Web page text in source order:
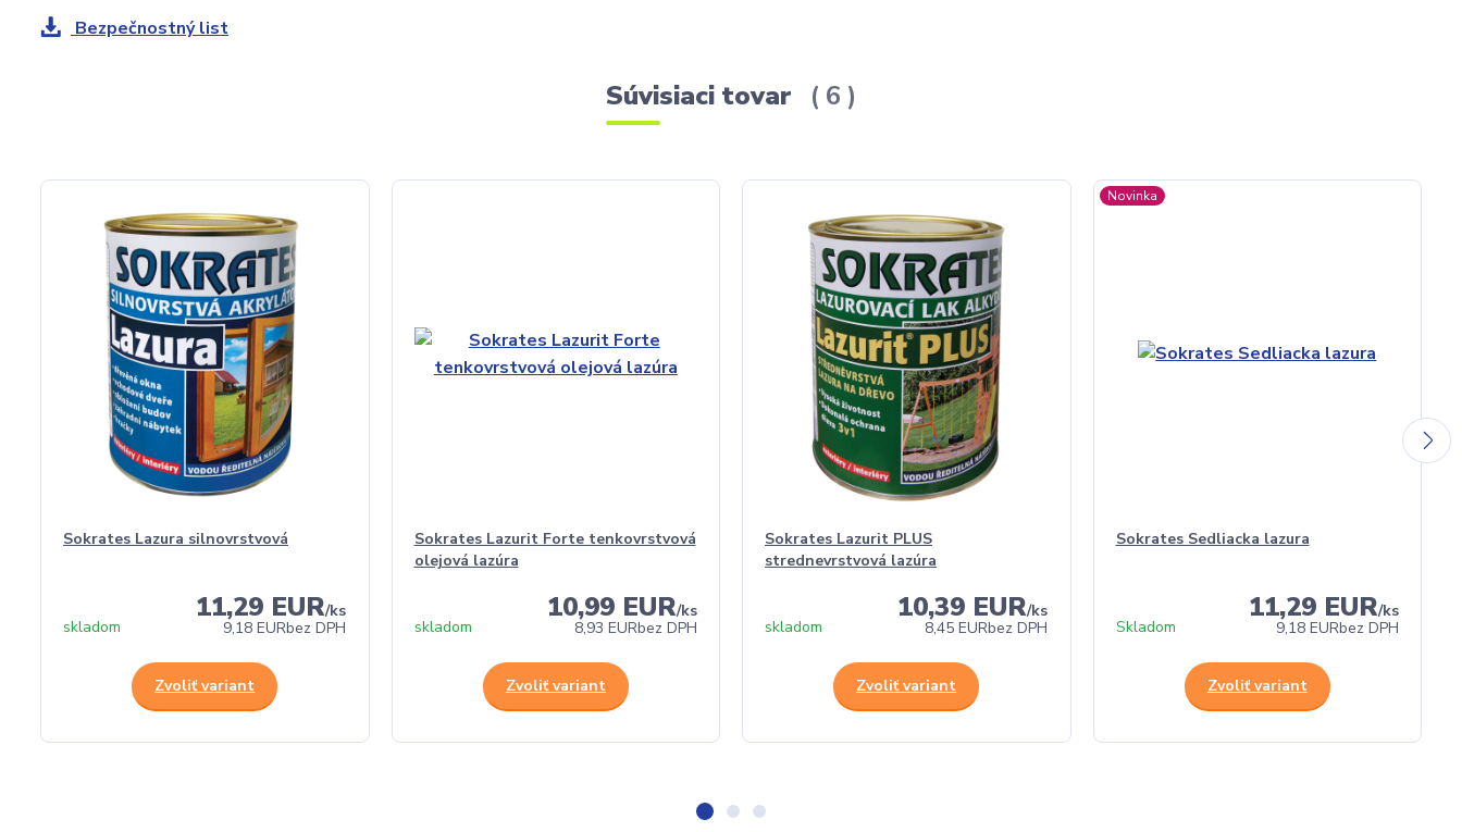
Bezpečnostný list
Súvisiaci tovar 6
Sokrates Lazura silnovrstvová
11,29 EUR/ks
9,18 EURbez DPH
skladom
Zvoliť variant
Sokrates Lazurit Forte tenkovrstvová
olejová lazúra
10,99 EUR/ks
8,93 EURbez DPH
skladom
Zvoliť variant
Sokrates Lazurit PLUS
strednevrstvová lazúra
10,39 EUR/ks
8,45 EURbez DPH
skladom
Zvoliť variant
Novinka
Sokrates Sedliacka lazura
11,29 EUR/ks
9,18 EURbez DPH
Skladom
Zvoliť variant